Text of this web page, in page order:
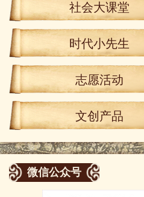
社会大课堂
时代小先生
志愿活动
文创产品
微信公众号